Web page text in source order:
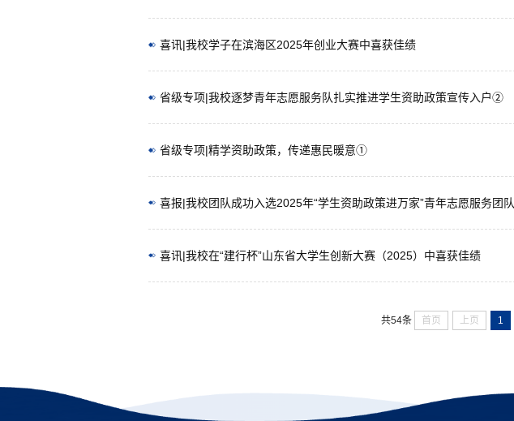
喜讯|我校学子在滨海区2025年创业大赛中喜获佳绩
省级专项|我校逐梦青年志愿服务队扎实推进学生资助政策宣传入户②
省级专项|精学资助政策，传递惠民暖意①
喜报|我校团队成功入选2025年“学生资助政策进万家”青年志愿服务团队
喜讯|我校在“建行杯”山东省大学生创新大赛（2025）中喜获佳绩
共54条 首页 上页 1